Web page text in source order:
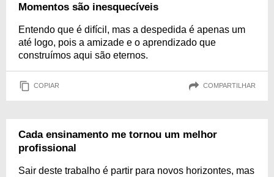
Momentos são inesquecíveis
Entendo que é difícil, mas a despedida é apenas um
até logo, pois a amizade e o aprendizado que
construímos aqui são eternos.
COPIAR COMPARTILHAR
Cada ensinamento me tornou um melhor
profissional
Sair deste trabalho é partir para novos horizontes, mas